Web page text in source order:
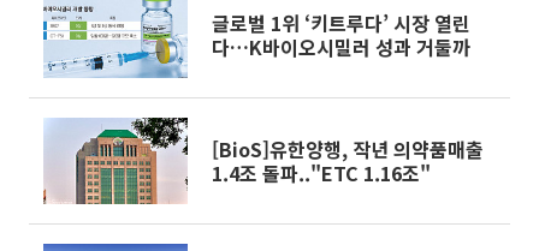
글로벌 1위 ‘키트루다’ 시장 열린
다…K바이오시밀러 성과 거둘까
[BioS]유한양행, 작년 의약품매출
1.4조 돌파.."ETC 1.16조"